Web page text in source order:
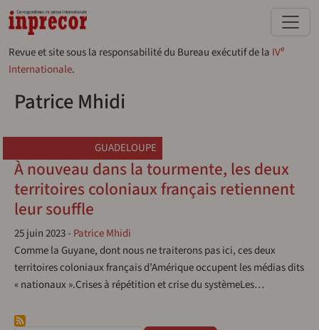
Aller au contenu principal
Revue et site sous la responsabilité du Bureau exécutif de la IVe
Internationale.
Patrice Mhidi
GUADELOUPE
À nouveau dans la tourmente, les deux
territoires coloniaux français retiennent
leur souffle
25 juin 2023- Patrice Mhidi
Comme la Guyane, dont nous ne traiterons pas ici, ces deux
territoires coloniaux français d’Amérique occupent les médias dits
« nationaux ».Crises à répétition et crise du systèmeLes…